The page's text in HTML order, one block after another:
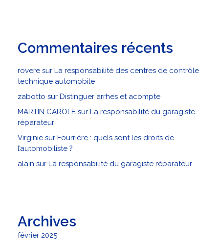
Commentaires récents
rovere sur La responsabilité des centres de contrôle
technique automobile
zabotto sur Distinguer arrhes et acompte
MARTIN CAROLE sur La responsabilité du garagiste
réparateur
Virginie sur Fourrière : quels sont les droits de
l’automobiliste ?
alain sur La responsabilité du garagiste réparateur
Archives
février 2025